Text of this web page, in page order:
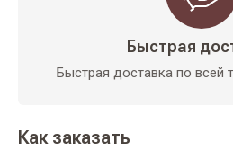
Быстрая
Быстрая доставка по всей
Как заказать